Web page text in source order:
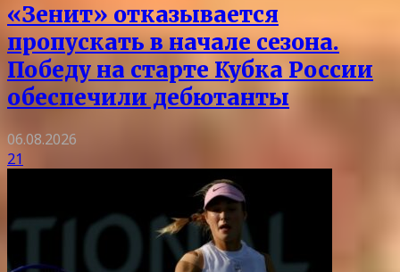
«Зенит» отказывается
пропускать в начале сезона.
Победу на старте Кубка России
обеспечили дебютанты
06.08.2026
21